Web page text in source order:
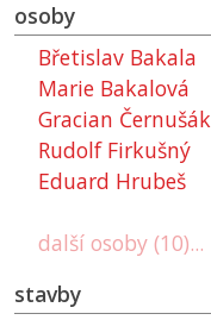
osoby
Břetislav Bakala
Marie Bakalová
Gracian Černušák
Rudolf Firkušný
Eduard Hrubeš
další osoby (10)...
stavby